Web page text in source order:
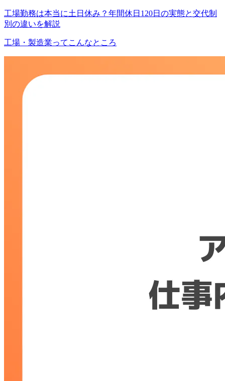
工場勤務は本当に土日休み？年間休日120日の実態と交代制
別の違いを解説
工場・製造業ってこんなところ